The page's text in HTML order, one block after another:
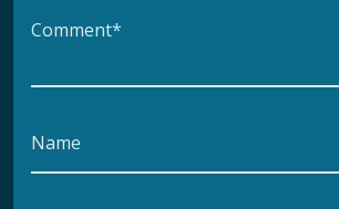
Comment*
Name